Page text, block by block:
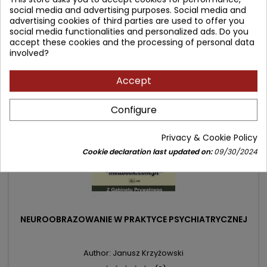
price
 Add to cart
NEUROOBRAZOWANIE W PRAKTYCE PSYCHIATRYCZNEJ
Author: Janusz Krzyżowski
favorite_border
social media and advertising purposes. Social media and
advertising cookies of third parties are used to offer you
social media functionalities and personalized ads. Do you
accept these cookies and the processing of personal data
involved?
Accept
Configure
Privacy & Cookie Policy
Cookie declaration last updated on:09/30/2024